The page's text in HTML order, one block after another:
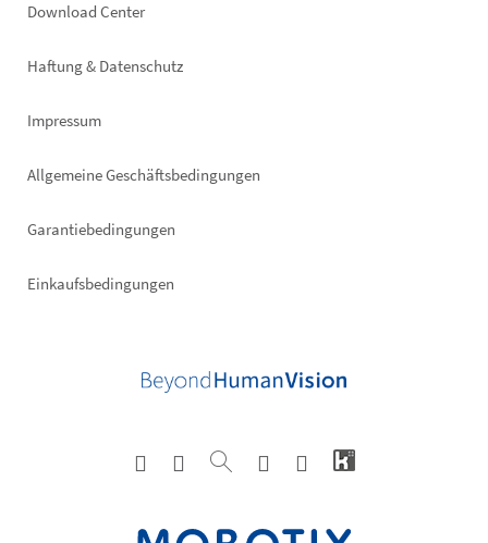
Footer
Download Center
Haftung & Datenschutz
Impressum
Allgemeine Geschäftsbedingungen
Garantiebedingungen
Einkaufsbedingungen